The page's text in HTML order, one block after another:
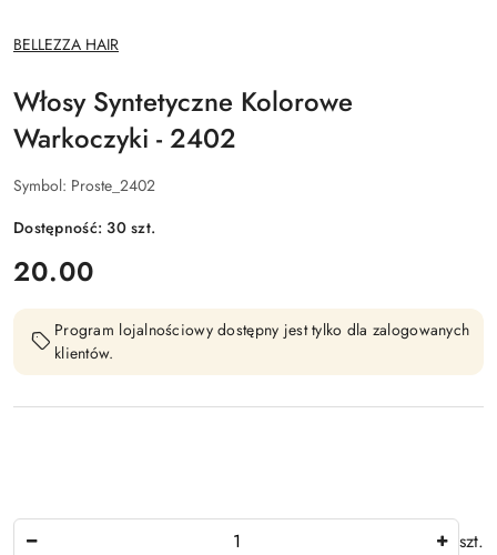
NAZWA
PRODUCENTA:
BELLEZZA HAIR
Włosy Syntetyczne Kolorowe
Warkoczyki - 2402
Symbol: Proste_2402
Dostępność:30szt.
cena:
20.00
Program lojalnościowy dostępny jest tylko dla zalogowanych
klientów.
szt.